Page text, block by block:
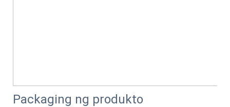
Packaging ng produkto